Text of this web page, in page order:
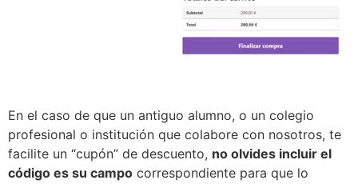
En el caso de que un antiguo alumno, o un colegio
profesional o institución que colabore con nosotros, te
facilite un “cupón” de descuento, no olvides incluir el
código es su campo correspondiente para que lo